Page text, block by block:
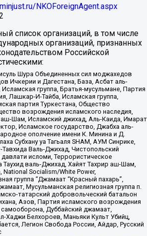
NKOForeignAgent.aspx
список организаций, в том числе
организаций, признанных
Российской
Шура Объединенных сил моджахедов
Ичкерии и Дагестана, База, Асбат аль-
группа, Братья-мусульмане, Партия
Лашкар-И-Тайба, Исламская группа,
партия Туркестана, Общество
возрождения исламского наследия,
Шам, Исламский джихад, Аль-Каида, Имарат
Исламское государство, Джабха аль-
ополчение имени К. Минина и Д.
Субхану уа Тагьаля SHAM, АУМ Синрике,
Валь-Джихад, Чистопольский
исломи, Террористическое
валь-Джихад, Хайят Тахрир аш-Шам,
Socialism/White Power,
группа “Джамаат “Красный пахарь”,
Мусульманская религиозная группа п.
татарский добровольческий батальон
Азов, Партия исламского возрождения
Дуббайский джамаат,
Хаджи Белхороев, Маньяки Культ Убийц,
Легион Свобода России, Айдар, Русский